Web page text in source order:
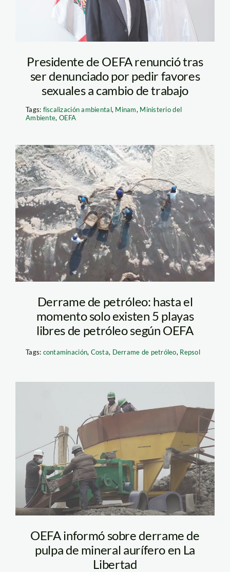
Presidente de OEFA renunció tras
ser denunciado por pedir favores
sexuales a cambio de trabajo
Tags: fiscalización ambiental, Minam, Ministerio del
Ambiente, OEFA
derrame-de-petroleo
—ventanilla—repsol—
jorge-pezantes—spda
Derrame de petróleo: hasta el
momento solo existen 5 playas
libres de petróleo según OEFA
Tags: contaminación, Costa, Derrame de petróleo, Repsol
MINERIA FOTO
REFERENCIAL
ANDINA
OEFA informó sobre derrame de
pulpa de mineral aurífero en La
Libertad